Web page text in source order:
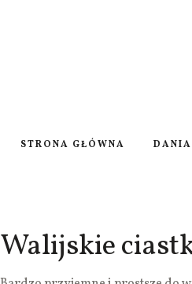
STRONA GŁÓWNA DANIA
Walijskie